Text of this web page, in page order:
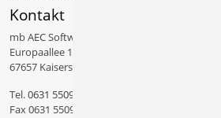
Kontakt
mb AEC Software GmbH
Europaallee 14
67657 Kaiserslautern
Tel.0631 550999 11
Fax 0631 550999 20